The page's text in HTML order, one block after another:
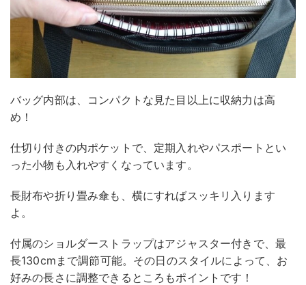
バッグ内部は、コンパクトな見た目以上に収納力は高
め！
仕切り付きの内ポケットで、定期入れやパスポートとい
った小物も入れやすくなっています。
長財布や折り畳み傘も、横にすればスッキリ入ります
よ。
付属のショルダーストラップはアジャスター付きで、最
長130cmまで調節可能。その日のスタイルによって、お
好みの長さに調整できるところもポイントです！